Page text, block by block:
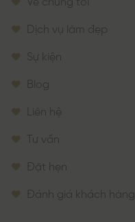
Dịch vụ làm đẹp
Sự kiện
Blog
Liên hệ
Tư vấn
Đặt hẹn
Đánh giá khách hàng